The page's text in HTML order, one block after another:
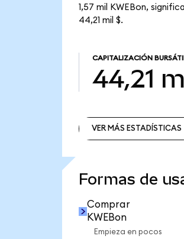
1,57 mil KWEBon,
44,21 mil $.
CAPITALIZACIÓN
44,21
VER MÁS ESTADÍSTICAS
Formas de
Comprar
KWEBon
Empieza en pocos